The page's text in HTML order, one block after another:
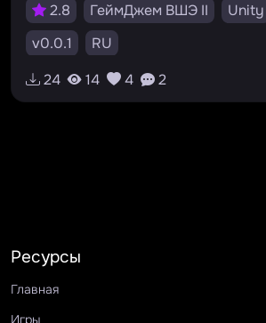
2.8 ГеймДжем ВШЭ II Unity
v0.0.1
RU
24
14 4 2
Ресурсы
Главная
Игры